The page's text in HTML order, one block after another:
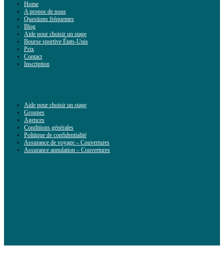
Home
A propos de nous
Questions fréquentes
Blog
Aide pour choisir un stage
Bourse sportive États-Unis
Prix
Contact
Inscription
Aide pour choisir un stage
Groupes
Agences
Conditions générales
Politique de confidentialité
Assurance de voyage – Couvertures
Assurance annulation – Couvertures